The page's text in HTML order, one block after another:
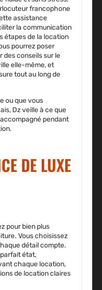
francophone
assistance
la communication
étapes de la location
pourrez poser
des conseils sur le
elle-même, et
tout au long de
ou que vous
Dz veille à ce que
pendant
DE LUXE
pour bien plus
Vous choisissez
détail compte.
état,
chaque location,
de location claires